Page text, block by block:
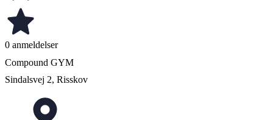
0 anmeldelser
Compound GYM
Sindalsvej 2, Risskov